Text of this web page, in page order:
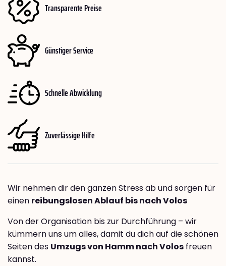
Transparente Preise
Günstiger Service
Schnelle Abwicklung
Zuverlässige Hilfe
Wir nehmen dir den ganzen Stress ab und sorgen für
einen reibungslosen Ablauf bis nach Volos
Von der Organisation bis zur Durchführung – wir
kümmern uns um alles, damit du dich auf die schönen
Seiten des Umzugs von Hamm nach Volos freuen
kannst.